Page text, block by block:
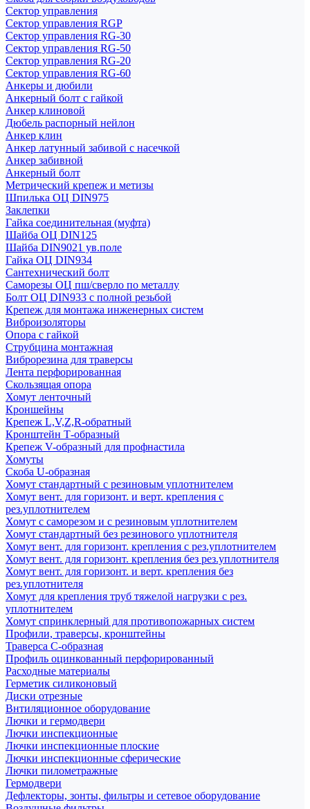
Сектор управления
Сектор управления RGP
Сектор управления RG-30
Сектор управления RG-50
Сектор управления RG-20
Сектор управления RG-60
Анкеры и дюбили
Анкерный болт с гайкой
Анкер клиновой
Дюбель распорный нейлон
Анкер клин
Анкер латунный забивой с насечкой
Анкер забивной
Анкерный болт
Метрический крепеж и метизы
Шпилька ОЦ DIN975
Заклепки
Гайка соединительная (муфта)
Шайба ОЦ DIN125
Шайба DIN9021 ув.поле
Гайка ОЦ DIN934
Сантехнический болт
Саморезы ОЦ пш/сверло по металлу
Болт ОЦ DIN933 с полной резьбой
Крепеж для монтажа инженерных систем
Виброизоляторы
Опора с гайкой
Струбцина монтажная
Виброрезина для траверсы
Лента перфорированная
Скользящая опора
Хомут ленточный
Кроншейны
Крепеж L,V,Z,R-обратный
Кронштейн Т-образный
Крепеж V-образный для профнастила
Хомуты
Скоба U-образная
Хомут стандартный с резиновым уплотнителем
Хомут вент. для горизонт. и верт. крепления с
рез.уплотнителем
Хомут с саморезом и с резиновым уплотнителем
Хомут стандартный без резинового уплотнителя
Хомут вент. для горизонт. крепления с рез.уплотнителем
Хомут вент. для горизонт. крепления без рез.уплотнителя
Хомут вент. для горизонт. и верт. крепления без
рез.уплотнителя
Хомут для крепления труб тяжелой нагрузки с рез.
уплотнителем
Хомут спринклерный для противопожарных систем
Профили, траверсы, кронштейны
Траверса С-образная
Профиль оцинкованный перфорированный
Расходные материалы
Герметик силиконовый
Диски отрезные
Внтиляционное оборудование
Лючки и гермодвери
Лючки инспекционные
Лючки инспекционные плоские
Лючки инспекционные сферические
Лючки пилометражные
Гермодвери
Дефлекторы, зонты, фильтры и сетевое оборудование